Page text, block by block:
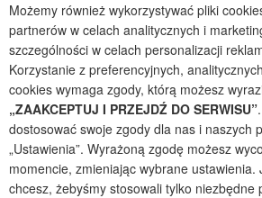
zdjęcie 15 z 37
Możemy również wykorzystywać pliki
partnerów w celach analitycznych i
szczególności w celach personalizacji
Korzystanie z preferencyjnych,
cookies wymaga zgody, którą możesz
„ZAAKCEPTUJ I PRZEJDŹ DO SERWISU”
dostosować swoje zgody dla nas i naszych
„Ustawienia”. Wyrażoną zgodę możesz
momencie, zmieniając wybrane ustawienia.
chcesz, żebyśmy stosowali tylko niezbędne